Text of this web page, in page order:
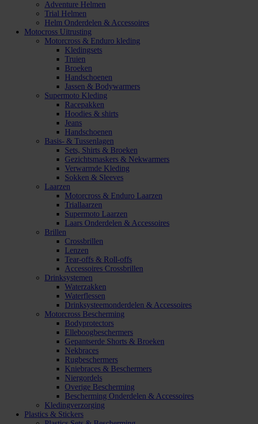
Adventure Helmen
Trial Helmen
Helm Onderdelen & Accessoires
Motocross Uitrusting
Motorcross & Enduro kleding
Kledingsets
Truien
Broeken
Handschoenen
Jassen & Bodywarmers
Supermoto Kleding
Racepakken
Hoodies & shirts
Jeans
Handschoenen
Basis- & Tussenlagen
Sets, Shirts & Broeken
Gezichtsmaskers & Nekwarmers
Verwarmde Kleding
Sokken & Sleeves
Laarzen
Motorcross & Enduro Laarzen
Triallaarzen
Supermoto Laarzen
Laars Onderdelen & Accessoires
Brillen
Crossbrillen
Lenzen
Tear-offs & Roll-offs
Accessoires Crossbrillen
Drinksystemen
Waterzakken
Waterflessen
Drinksysteemonderdelen & Accessoires
Motorcross Bescherming
Bodyprotectors
Elleboogbeschermers
Gepantserde Shorts & Broeken
Nekbraces
Rugbeschermers
Kniebraces & Beschermers
Niergordels
Overige Bescherming
Bescherming Onderdelen & Accessoires
Kledingverzorging
Plastics & Stickers